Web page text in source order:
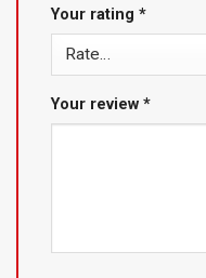
Your rating *
Your review *